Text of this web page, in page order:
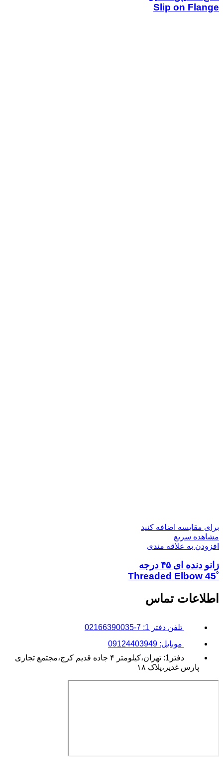
Slip on Flange
برای مقایسه اضافه کنید
مشاهده سریع
افزودن به علاقه مندی
زانو دنده‌ ای ۴۵ درجه
˚Threaded Elbow 45
اطلاعات تماس
تلفن دفتر 1: 7-02166390035
موبایل: 09124403949
دفتر1: تهران،کیلومتر ۴ جاده قدیم کرج،مجتمع تجاری
پارس غدیر،پلاک ۱۸